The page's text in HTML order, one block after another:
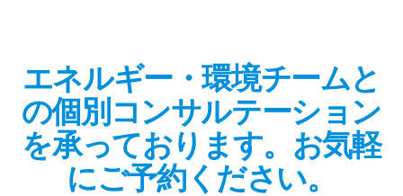
エネルギー・環境チームと
の個別コンサルテーション
を承っております。お気軽
にご予約ください。